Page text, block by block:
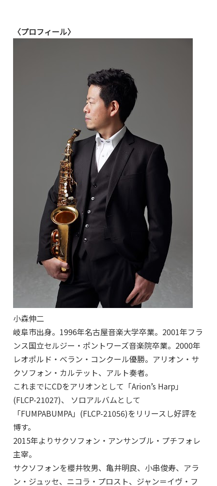
〈プロフィール〉
小森伸二
岐阜市出身。1996年名古屋音楽大学卒業。 2001年フラ
ンス国立セルジー・ポントワーズ音楽院卒業。2000年
レオポルド・べラン・コンクール優勝。アリオン・サ
クソフォン・カルテット、アルト奏者。
これまでにCDをアリオンとして「Arion’s Harp」
(FLCP-21027)、 ソロアルバムとして
「FUMPABUMPA」(FLCP-21056)をリリースし好評を
博す。
2015年よりサクソフォン・アンサンブル・プチフォレ
主宰。
サクソフォンを櫻井牧男、亀井明良、小串俊寿、アラ
ン・ジュッセ、ニコラ・プロスト、ジャン＝イヴ・フ